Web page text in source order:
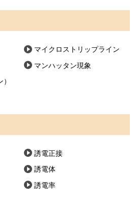
マイクロストリップライン
マンハッタン現象
誘電正接
誘電体
誘電率